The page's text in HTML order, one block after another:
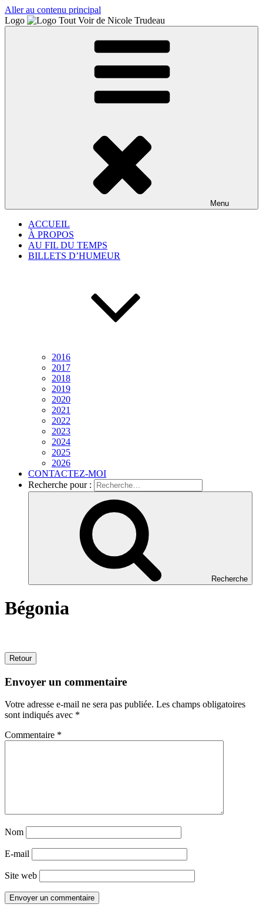
Aller au contenu principal
Logo
Menu
ACCUEIL
À PROPOS
AU FIL DU TEMPS
BILLETS D’HUMEUR
2016
2017
2018
2019
2020
2021
2022
2023
2024
2025
2026
CONTACTEZ-MOI
Recherche pour :
Recherche
Bégonia
Retour
Envoyer un commentaire
Votre adresse e-mail ne sera pas publiée. Les champs obligatoires
sont indiqués avec *
Commentaire *
Nom
E-mail
Site web